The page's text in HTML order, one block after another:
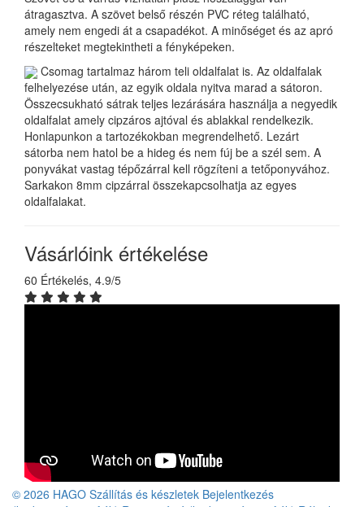
átragasztva. A szövet belső részén PVC réteg található,
amely nem engedi át a csapadékot. A minőséget és az apró
részelteket megtekintheti a fényképeken.
Csomag tartalmaz három teli oldalfalat is. Az oldalfalak
felhelyezése után, az egyik oldala nyitva marad a sátoron.
Összecsukható sátrak teljes lezárására használja a negyedik
oldalfalat amely cipzáros ajtóval és ablakkal rendelkezik.
Honlapunkon a tartozékokban megrendelhető. Lezárt
sátorba nem hatol be a hideg és nem fúj be a szél sem. A
ponyvákat vastag tépőzárral kell rögzíteni a tetőponyvához.
Sarkakon 8mm cipzárral összekapcsolhatja az egyes
oldalfalakat.
Vásárlóink értékelése
60 Értékelés, 4.9/5
© 2026 HAGO Szállítás és készletek Bejelentkezés